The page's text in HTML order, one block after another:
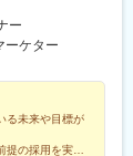
(東京メトロ)、
木駅、品川
寿駅、水道橋
(東京都)、横浜
蔵溝ノ口駅、
下鉄)、大阪梅
ー
ーケター
る未来や目標が
の採用を実施